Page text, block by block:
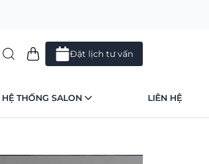
Đặt lịch tư vấn
HỆ THỐNG SALON LIÊN HỆ